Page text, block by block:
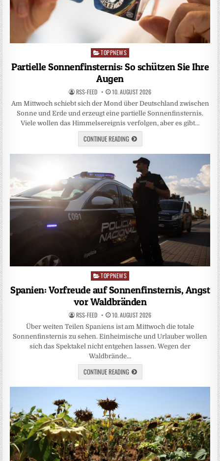
Posted
TOPPNEWS
Partielle Sonnenfinsternis: So schützen Sie Ihre
Augen
RSS-FEED 10. AUGUST 2026
Am Mittwoch schiebt sich der Mond über Deutschland zwischen
Sonne und Erde und erzeugt eine partielle Sonnenfinsternis.
Viele wollen das Himmelsereignis verfolgen, aber es gibt…
CONTINUE READING
Posted
TOPPNEWS
Spanien: Vorfreude auf Sonnenfinsternis, Angst
vor Waldbränden
RSS-FEED 10. AUGUST 2026
Über weiten Teilen Spaniens ist am Mittwoch die totale
Sonnenfinsternis zu sehen. Einheimische und Urlauber wollen
sich das Spektakel nicht entgehen lassen. Wegen der
Waldbrände…
CONTINUE READING